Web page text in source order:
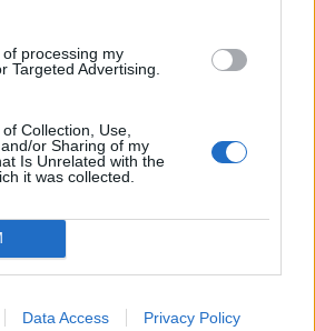
processing my
Targeted Advertising.
Collection, Use,
or Sharing of my
Is Unrelated with the
it was collected.
Data Access Privacy Policy